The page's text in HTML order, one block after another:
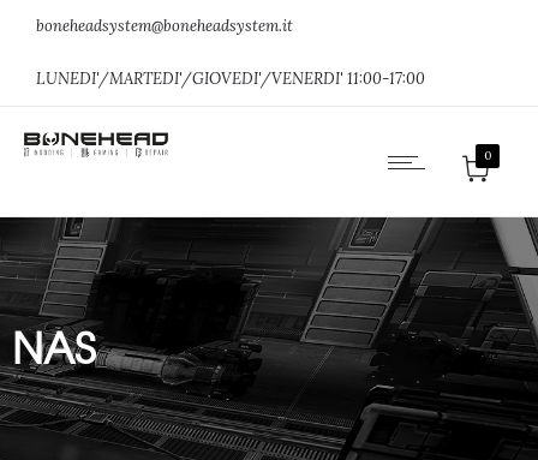
boneheadsystem@boneheadsystem.it
LUNEDI'/MARTEDI'/GIOVEDI'/VENERDI' 11:00-17:00
0
NAS